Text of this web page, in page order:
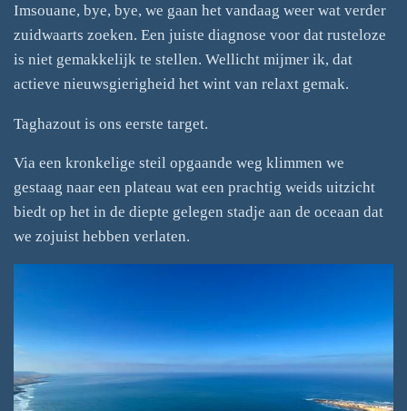
Imsouane, bye, bye, we gaan het vandaag weer wat verder
zuidwaarts zoeken. Een juiste diagnose voor dat rusteloze
is niet gemakkelijk te stellen. Wellicht mijmer ik, dat
actieve nieuwsgierigheid het wint van relaxt gemak.
Taghazout is ons eerste target.
Via een kronkelige steil opgaande weg klimmen we
gestaag naar een plateau wat een prachtig weids uitzicht
biedt op het in de diepte gelegen stadje aan de oceaan dat
we zojuist hebben verlaten.